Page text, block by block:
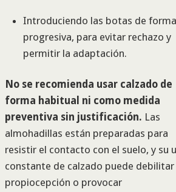
Introduciendo las botas de forma
progresiva, para evitar rechazo y
permitir la adaptación.
No se recomienda usar calzado de
forma habitual ni como medida
preventiva sin justificación. Las
almohadillas están preparadas para
resistir el contacto con el suelo, y su
constante de calzado puede debilitar
propiocepción o provocar